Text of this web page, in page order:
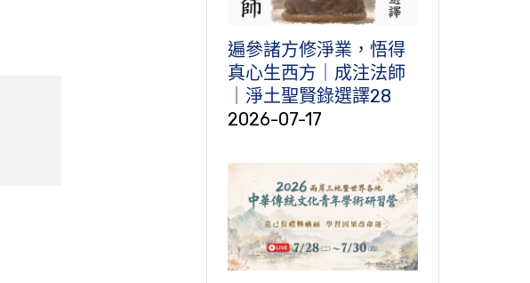
遍參諸方修淨業，悟得
真心生西方｜成注法師
｜淨土聖賢錄選譯28
2026-07-17